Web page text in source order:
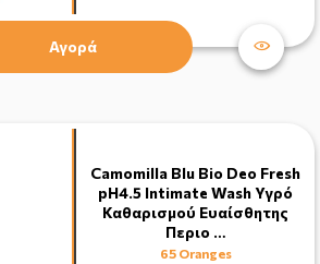
Αγορά
Camomilla Blu Bio Deo Fresh
pH4.5 Intimate Wash Υγρό
Καθαρισμού Ευαίσθητης
Περιο …
65 Oranges